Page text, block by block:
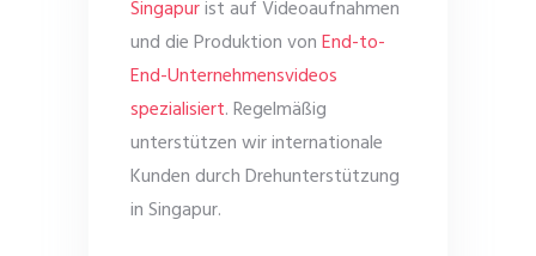
Singapurist auf Videoaufnahmen
und die Produktion vonEnd-to-
End-Unternehmensvideos
spezialisiert. Regelmäßig
unterstützen wir internationale
Kunden durch Drehunterstützung
in Singapur.